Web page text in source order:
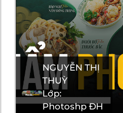
NGUYỄN THỊ
THUỲ
Lớp:
Photoshp ĐH